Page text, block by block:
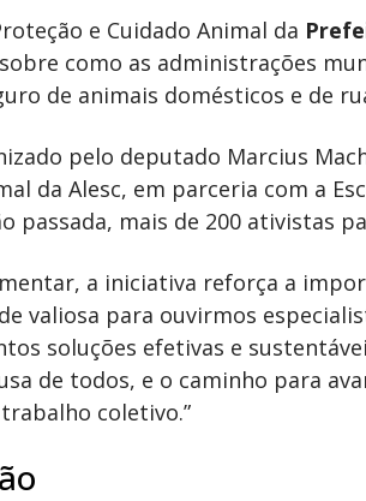
e Cuidado Animal da
sobre como as administrações
de animais domésticos e de
pelo deputado Marcius
da Alesc, em parceria com a
passada, mais de 200 ativistas
a iniciativa reforça a
valiosa para ouvirmos
soluções efetivas e
de todos, e o caminho para
coletivo.”